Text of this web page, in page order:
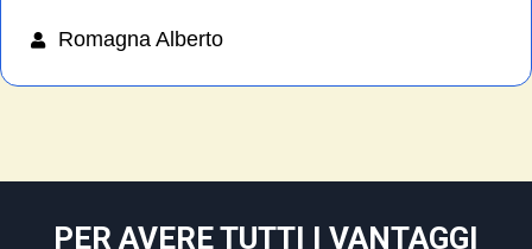
Romagna Alberto
PER AVERE TUTTI I VANTAGGI